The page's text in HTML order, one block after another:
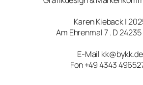
Karen Kieback |
Am Ehrenmal 7 . D
E-Mail kk@bykk.de
Fon +49 4343